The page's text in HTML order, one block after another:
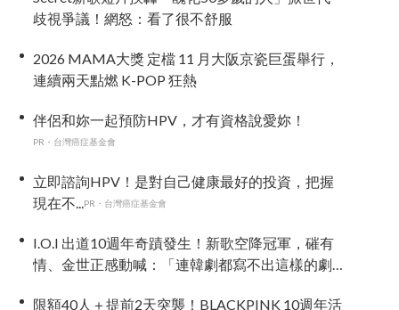
歧視爭議！網怒：看了很不舒服
2026 MAMA大獎 定檔 11 月大阪京瓷巨蛋舉行，
連續兩天點燃 K-POP 狂熱
伴侶和妳一起預防HPV，才有資格說愛妳！
PR・台灣癌症基金會
立即諮詢HPV！是對自己健康最好的投資，把握
現在不...PR・台灣癌症基金會
I.O.I 出道10週年奇蹟發生！新歌空降冠軍，磪有
情、金世正感動喊：「連韓劇都寫不出這樣的劇
限額40人＋提前2天突襲！BLACKPINK 10週年活